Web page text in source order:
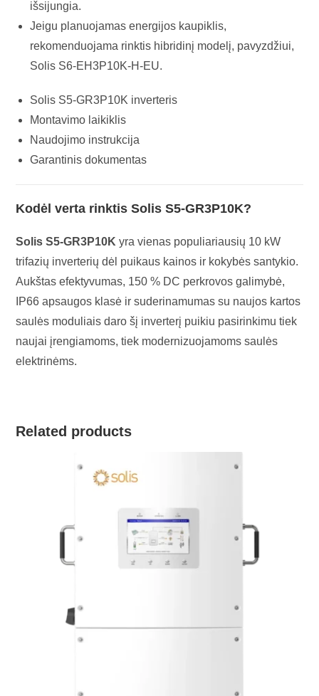
išsijungia.
Jeigu planuojamas energijos kaupiklis,
rekomenduojama rinktis hibridinį modelį, pavyzdžiui,
Solis S6-EH3P10K-H-EU.
Solis S5-GR3P10K inverteris
Montavimo laikiklis
Naudojimo instrukcija
Garantinis dokumentas
Kodėl verta rinktis Solis S5-GR3P10K?
Solis S5-GR3P10K yra vienas populiariausių 10 kW
trifazių inverterių dėl puikaus kainos ir kokybės santykio.
Aukštas efektyvumas, 150 % DC perkrovos galimybė,
IP66 apsaugos klasė ir suderinamumas su naujos kartos
saulės moduliais daro šį inverterį puikiu pasirinkimu tiek
naujai įrengiamoms, tiek modernizuojamoms saulės
elektrinėms.
Related products